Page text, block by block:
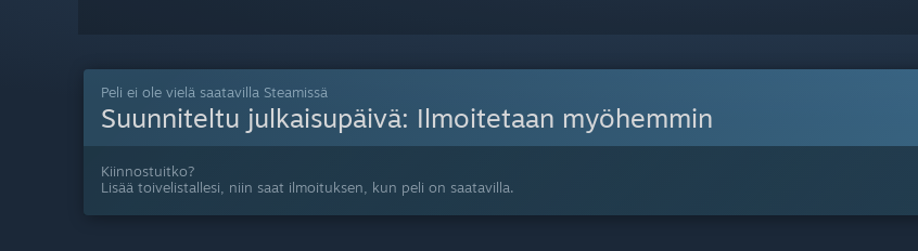
Peli ei ole vielä saatavilla Steamissä
Suunniteltu julkaisupäivä: Ilmoitetaan myöhemmin
Kiinnostuitko?
Lisää toivelistallesi, niin saat ilmoituksen, kun peli on saatavilla.